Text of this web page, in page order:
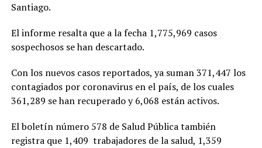
Santiago.
El informe resalta que a la fecha 1,775,969 casos
sospechosos se han descartado.
Con los nuevos casos reportados, ya suman 371,447 los
contagiados por coronavirus en el país, de los cuales
361,289 se han recuperado y 6,068 están activos.
El boletín número 578 de Salud Pública también
registra que 1,409 trabajadores de la salud, 1,359